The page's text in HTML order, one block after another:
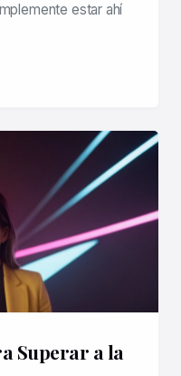
estar ahí
Superar a la